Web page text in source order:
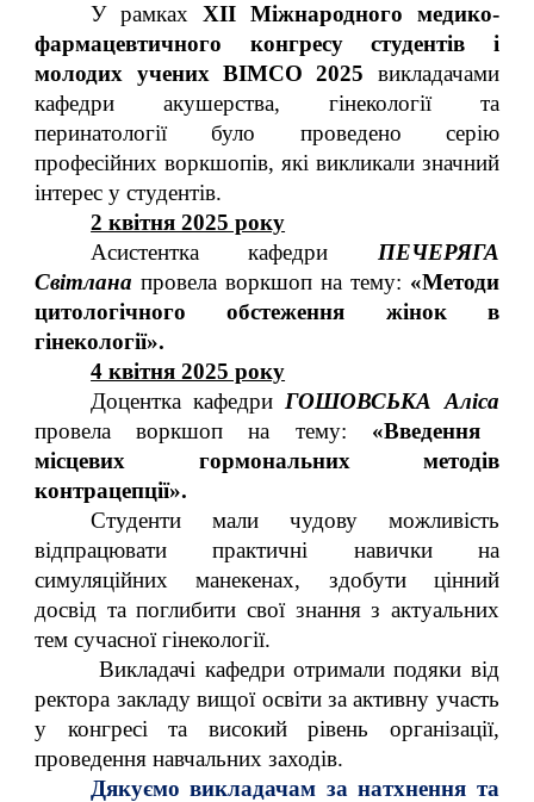
У рамках XII Міжнародного медико-
фармацевтичного конгресу студентів і
молодих учених BIMCO 2025 викладачами
кафедри акушерства, гінекології та
перинатології було проведено серію
професійних воркшопів, які викликали значний
інтерес у студентів.
2 квітня 2025 року
Асистентка кафедри ПЕЧЕРЯГА
Світлана провела воркшоп на тему: «Методи
цитологічного обстеження жінок в
гінекології».
4 квітня 2025 року
Доцентка кафедри ГОШОВСЬКА Аліса
провела воркшоп на тему: «Введення
місцевих гормональних методів
контрацепції».
Студенти мали чудову можливість
відпрацювати практичні навички на
симуляційних манекенах, здобути цінний
досвід та поглибити свої знання з актуальних
тем сучасної гінекології.
Викладачі кафедри отримали подяки від
ректора закладу вищої освіти за активну участь
у конгресі та високий рівень організації,
проведення навчальних заходів.
Дякуємо викладачам за натхнення та